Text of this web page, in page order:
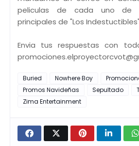
peliculas de cada uno de
principales de "Los
Envia tus respuestas con
Buried Nowhere Boy
Promos Navideñas
Sepultado
Zima Entertainment